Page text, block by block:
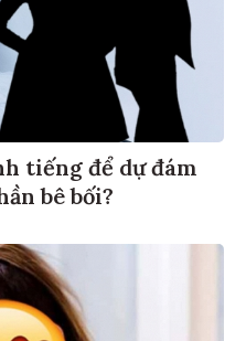
tiếng để dự đám
bê bối?